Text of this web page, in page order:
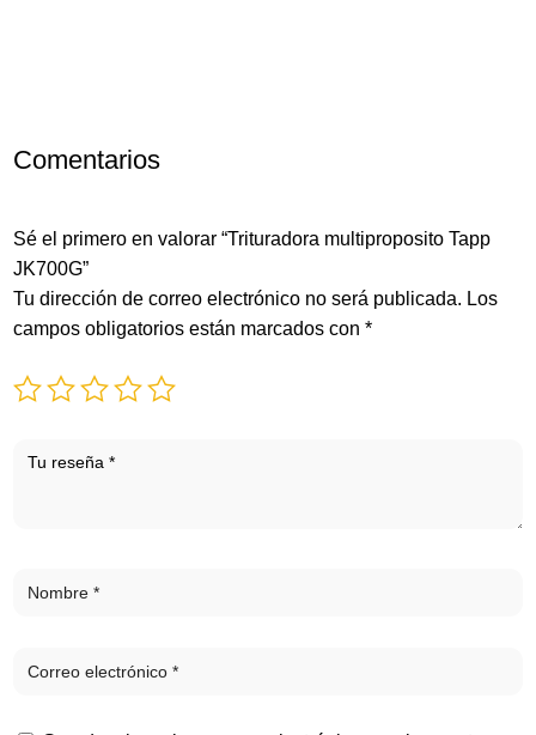
Comentarios
Sé el primero en valorar “Trituradora multiproposito Tapp
JK700G”
Tu dirección de correo electrónico no será publicada. Los
campos obligatorios están marcados con*